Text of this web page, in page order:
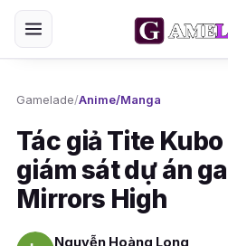
Gamelade/Anime/Manga
Tác giả Tite
giám sát dự án
Mirrors High
Nguyễn Hoàng Long